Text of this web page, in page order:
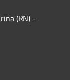
(RN) -